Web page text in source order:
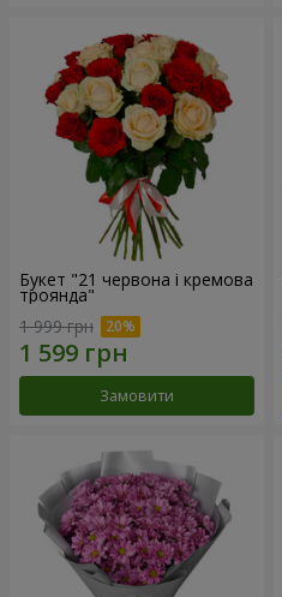
Букет "21 червона і кремова
троянда"
1 999 грн
Замовити